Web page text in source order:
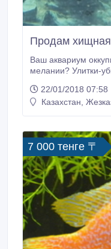
Продам
Ваш аквариум
мелании? Улитки-убийцы Хелены - Anentome helena
методов природной
аквариумных улиток ! Главная особенность
22/01/2018 07:58
Казахстан,
7 000 тенге 〒